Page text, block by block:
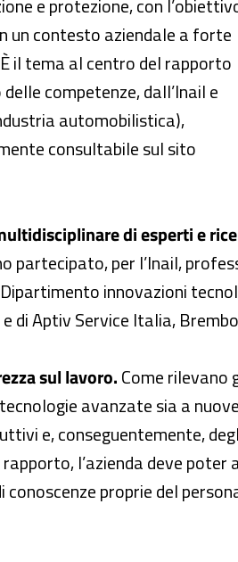
e protezione, con
un contesto aziendale a forte
il tema al centro del rapporto
competenze, dall’Inail e
automobilistica),
consultabile sul sito
di esperti e
partecipato, per l’Inail,
innovazioni
di Aptiv Service Italia,
sul lavoro.Come rilevano
avanzate sia a
e, conseguentemente,
l’azienda deve
proprie del